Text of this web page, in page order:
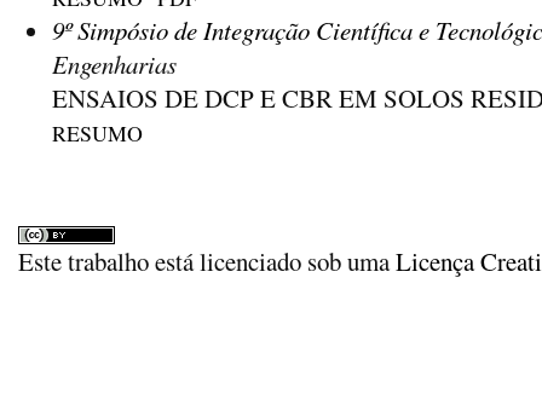
9º Simpósio de Integração Científica e
Engenharias
ENSAIOS DE DCP E CBR EM SOLOS
RESUMO
Este trabalho está licenciado sob umaLicença